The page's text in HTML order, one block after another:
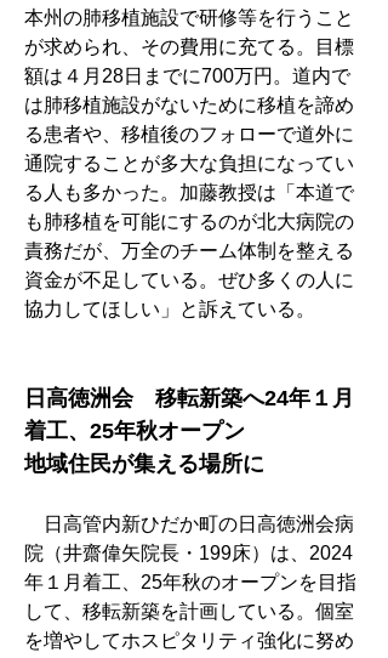
本州の肺移植施設で研修等を行うこと
が求められ、その費用に充てる。目標
額は４月28日までに700万円。道内で
は肺移植施設がないために移植を諦め
る患者や、移植後のフォローで道外に
通院することが多大な負担になってい
る人も多かった。加藤教授は「本道で
も肺移植を可能にするのが北大病院の
責務だが、万全のチーム体制を整える
資金が不足している。ぜひ多くの人に
協力してほしい」と訴えている。
日高徳洲会　移転新築へ24年１月
着工、25年秋オープン
地域住民が集える場所に
日高管内新ひだか町の日高徳洲会病
院（井齋偉矢院長・199床）は、2024
年１月着工、25年秋のオープンを目指
して、移転新築を計画している。個室
を増やしてホスピタリティ強化に努め